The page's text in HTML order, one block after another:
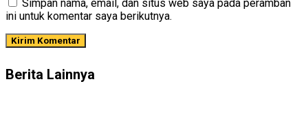
Simpan nama, email, dan situs web saya pada peramban
ini untuk komentar saya berikutnya.
Berita Lainnya